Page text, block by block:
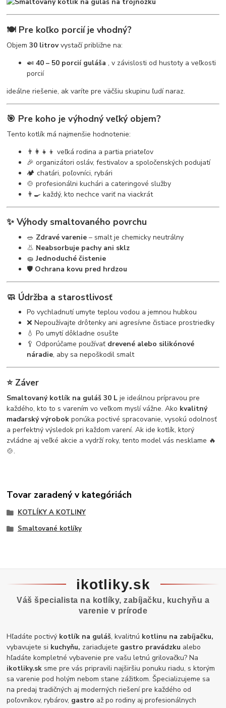
🍽️ Pre koľko porcií je vhodný?
Objem30 litrovvystačí približne na:
🍛40 – 50 porcií guláša , v závislosti od hustoty a veľkosti
porcií
ideálne riešenie, ak varíte pre väčšiu skupinu ľudí naraz.
🎯 Pre koho je výhodný veľký objem?
Tento kotlík má najmenšie hodnotenie:
👨‍👩‍👧‍👦 veľká rodina a partia priateľov
🎉 organizátori osláv, festivalov a spoločenských podujatí
🏕️ chatári, poľovníci, rybári
🍲 profesionálni kuchári a cateringové služby
👨‍🍳 každý, kto nechce variť na viackrát
✨ Výhody smaltovaného povrchu
🥗 Zdravé varenie – smalt je chemicky neutrálny
👃 Neabsorbuje pachy ani sklz
🧽Jednoduché čistenie
🛡️ Ochrana kovu pred hrdzou
🧼 Údržba a starostlivosť
Po vychladnutí umyte teplou vodou a jemnou hubkou
❌ Nepoužívajte drôtenky ani agresívne čistiace prostriedky
💧 Po umytí dôkladne osušte
🥄 Odporúčame používať drevené alebo silikónové
náradie, aby sa nepoškodil smalt
⭐ Záver
Smaltovaný kotlík na guláš 30 L je ideálnou prípravou pre
každého, kto to s varením vo veľkom myslí vážne. Ako kvalitný
maďarský výrobok ponúka poctivé spracovanie, vysokú odolnosť
a perfektný výsledok pri každom varení. Ak ide kotlík, ktorý
zvládne aj veľké akcie a vydrží roky, tento model vás nesklame 🔥
🍲.
Tovar zaradený v kategóriách
KOTLÍKY A KOTLINY
Smaltované kotlíky
ikotliky.sk
Váš špecialista na kotlíky, zabíjačku, kuchyňu a
varenie v prírode
Hľadáte poctivý kotlík na guláš, kvalitnú kotlinu na zabíjačku,
vybavujete si kuchyňu, zariaďujete gastro pravádzku alebo
hľadáte kompletné vybavenie pre vašu letnú grilovačku? Na
ikotliky.sk sme pre vás pripravili najširšiu ponuku riadu, s ktorým
sa varenie pod holým nebom stane zážitkom. Špecializujeme sa
na predaj tradičných aj moderných riešení pre každého od
poľovníkov, rybárov, gastro až po rodiny aj profesionálnych